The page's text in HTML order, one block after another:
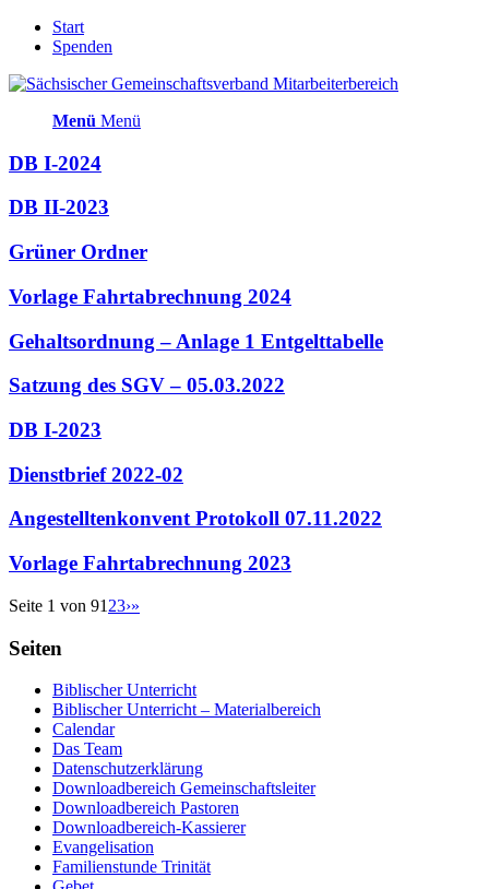
Start
Spenden
Menü Menü
DB I-2024
DB II-2023
Grüner Ordner
Vorlage Fahrtabrechnung 2024
Gehaltsordnung – Anlage 1 Entgelttabelle
Satzung des SGV – 05.03.2022
DB I-2023
Dienstbrief 2022-02
Angestelltenkonvent Protokoll 07.11.2022
Vorlage Fahrtabrechnung 2023
Seite 1 von 91 23›»
Seiten
Biblischer Unterricht
Biblischer Unterricht – Materialbereich
Calendar
Das Team
Datenschutzerklärung
Downloadbereich Gemeinschaftsleiter
Downloadbereich Pastoren
Downloadbereich-Kassierer
Evangelisation
Familienstunde Trinität